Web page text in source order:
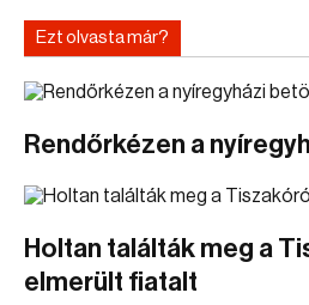
Ezt olvasta már?
Rendőrkézen a
Holtan találták meg a
elmerült fiatalt